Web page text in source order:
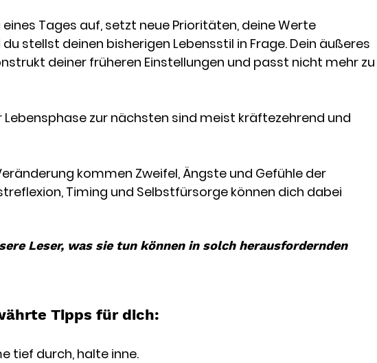
Tages auf, setzt neue Prioritäten, deine Werte
stellst deinen bisherigen Lebensstil in Frage. Dein äußeres
deiner früheren Einstellungen und passt nicht mehr zu
Lebensphase zur nächsten sind meist kräftezehrend und
kommen Zweifel, Ängste und Gefühle der
Timing und Selbstfürsorge können dich dabei
Leser, was sie tun können in solch herausfordernden
Tipps für dich:
tief durch, halte inne.